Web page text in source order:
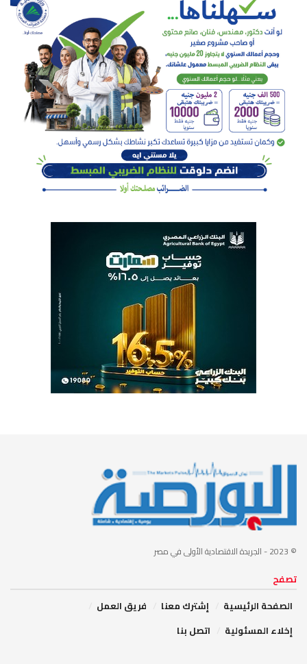
© 2023 - الجريدة الاقتصادية الأولى في مصر
تصفح
الصفحة الرئيسية
إشترك معنا
فريق العمل
إخلاء المسئولية
اتصل بنا